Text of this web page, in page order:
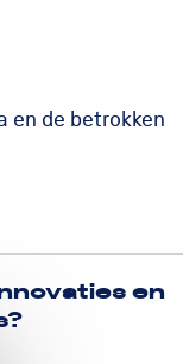
en de betrokken
en